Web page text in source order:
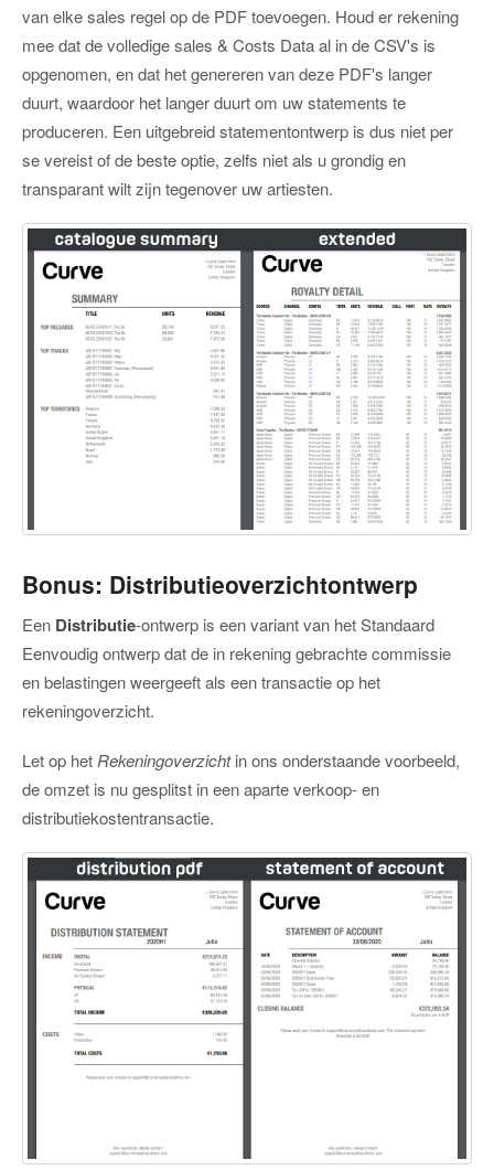
van elke sales regel op de PDF toevoegen. Houd er rekening
mee dat de volledige sales & Costs Data al in de CSV's is
opgenomen, en dat het genereren van deze PDF's langer
duurt, waardoor het langer duurt om uw statements te
produceren. Een uitgebreid statementontwerp is dus niet per
se vereist of de beste optie, zelfs niet als u grondig en
transparant wilt zijn tegenover uw artiesten.
Bonus: Distributieoverzichtontwerp
Een Distributie-ontwerp is een variant van het Standaard
Eenvoudig ontwerp dat de in rekening gebrachte commissie
en belastingen weergeeft als een transactie op het
rekeningoverzicht.
Let op het Rekeningoverzichtin ons onderstaande voorbeeld,
de omzet is nu gesplitst in een aparte verkoop- en
distributiekostentransactie.